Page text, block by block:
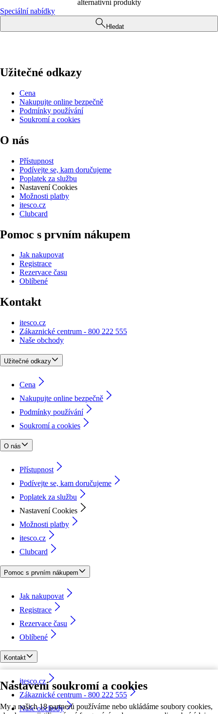
Nastavení soukromí a cookies
My a našich 18 partnerů používáme nebo ukládáme soubory cookies,
alternativní produkty
Speciální nabídky
Hledat
Užitečné odkazy
Cena
Nakupujte online bezpečně
Podmínky používání
Soukromí a cookies
O nás
Přístupnost
Podívejte se, kam doručujeme
Poplatek za službu
Nastavení Cookies
Možnosti platby
itesco.cz
Clubcard
Pomoc s prvním nákupem
Jak nakupovat
Registrace
Rezervace času
Oblíbené
Kontakt
itesco.cz
Zákaznické centrum - 800 222 555
Naše obchody
Užitečné odkazy
Cena
Nakupujte online bezpečně
Podmínky používání
Soukromí a cookies
O nás
Přístupnost
Podívejte se, kam doručujeme
Poplatek za službu
Nastavení Cookies
Možnosti platby
itesco.cz
Clubcard
Pomoc s prvním nákupem
Jak nakupovat
Registrace
Rezervace času
Oblíbené
Kontakt
itesco.cz
Zákaznické centrum - 800 222 555
Naše obchody